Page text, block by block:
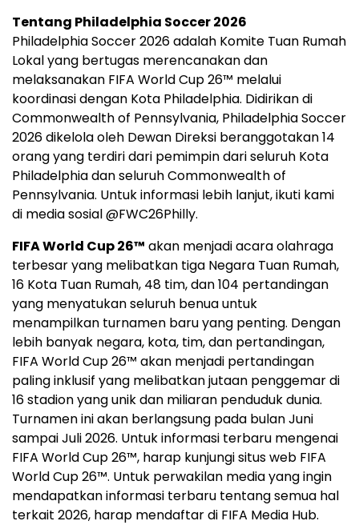
Tentang Philadelphia Soccer 2026
Philadelphia Soccer 2026 adalah Komite Tuan Rumah
Lokal yang bertugas merencanakan dan
melaksanakan FIFA World Cup 26™ melalui
koordinasi dengan Kota Philadelphia. Didirikan di
Commonwealth of Pennsylvania, Philadelphia Soccer
2026 dikelola oleh Dewan Direksi beranggotakan 14
orang yang terdiri dari pemimpin dari seluruh Kota
Philadelphia dan seluruh Commonwealth of
Pennsylvania. Untuk informasi lebih lanjut, ikuti kami
di media sosial @FWC26Philly.
FIFA World Cup 26™ akan menjadi acara olahraga
terbesar yang melibatkan tiga Negara Tuan Rumah,
16 Kota Tuan Rumah, 48 tim, dan 104 pertandingan
yang menyatukan seluruh benua untuk
menampilkan turnamen baru yang penting. Dengan
lebih banyak negara, kota, tim, dan pertandingan,
FIFA World Cup 26™ akan menjadi pertandingan
paling inklusif yang melibatkan jutaan penggemar di
16 stadion yang unik dan miliaran penduduk dunia.
Turnamen ini akan berlangsung pada bulan Juni
sampai Juli 2026. Untuk informasi terbaru mengenai
FIFA World Cup 26™, harap kunjungi situs web FIFA
World Cup 26™. Untuk perwakilan media yang ingin
mendapatkan informasi terbaru tentang semua hal
terkait 2026, harap mendaftar di FIFA Media Hub.